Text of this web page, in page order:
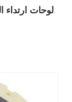
لوحات